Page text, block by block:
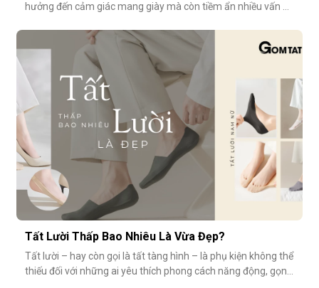
hưởng đến cảm giác mang giày mà còn tiềm ẩn nhiều vấn đề
Cùng GOMTAT tìm hiểu nhé.Tuổi thọ trung bình của một đôi
tất là bao lâu?Trung bình, một đôi tất sử dụng thường xuyên
Tất Lười Thấp Bao Nhiêu Là Vừa Đẹp?
Tất lười – hay còn gọi là tất tàng hình – là phụ kiện không thể
thiếu đối với những ai yêu thích phong cách năng động, gọn